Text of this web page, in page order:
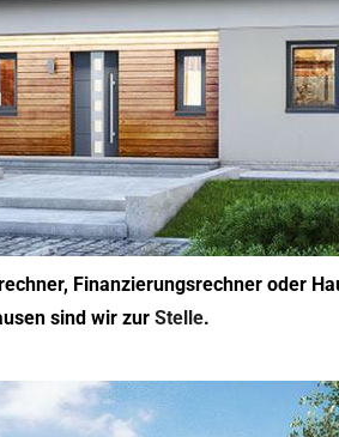
Finanzierungsrechner oder
sind wir zur Stelle.